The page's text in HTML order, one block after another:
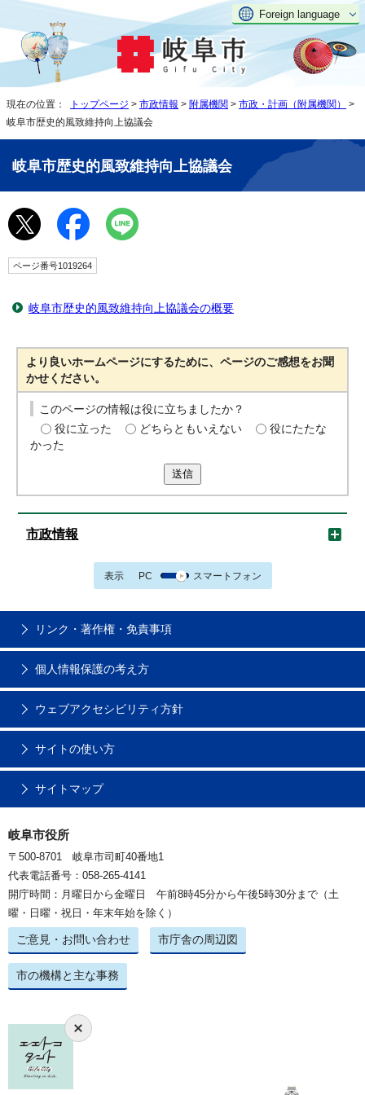
Foreign language
現在の位置： トップページ > 市政情報 > 附属機関 > 市政・計画（附属機関）
>
岐阜市歴史的風致維持向上協議会
岐阜市歴史的風致維持向上協議会
ページ番号1019264
岐阜市歴史的風致維持向上協議会の概要
より良いホームページにするために、ページのご感想をお聞
かせください。
このページの情報は役に立ちましたか？
役に立った
どちらともいえない
役にたたな
かった
送信
市政情報
表示 PC スマートフォン
リンク・著作権・免責事項
個人情報保護の考え方
ウェブアクセシビリティ方針
サイトの使い方
サイトマップ
岐阜市役所
〒500-8701 岐阜市司町40番地1
代表電話番号：058-265-4141
開庁時間：月曜日から金曜日 午前8時45分から午後5時30分まで（土
曜・日曜・祝日・年末年始を除く）
ご意見・お問い合わせ 市庁舎の周辺図
市の機構と主な事務